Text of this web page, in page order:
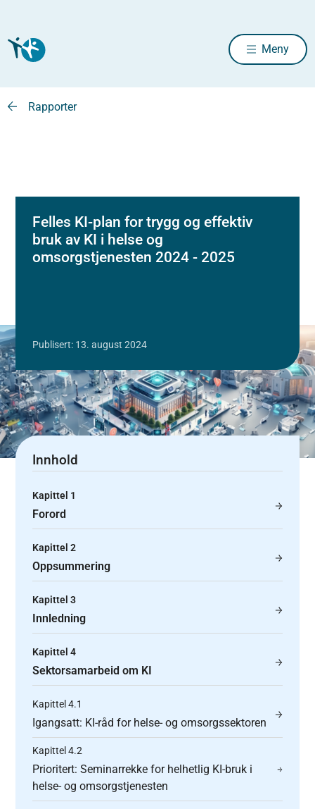
Meny
Rapporter
Felles KI-plan for trygg og effektiv
bruk av KI i helse og
omsorgstjenesten 2024 - 2025
Publisert: 13. august 2024
Innhold
Kapittel 1
Forord
Kapittel 2
Oppsummering
Kapittel 3
Innledning
Kapittel 4
Sektorsamarbeid om KI
Kapittel 4.1
Igangsatt: KI-råd for helse- og omsorgssektoren
Kapittel 4.2
Prioritert: Seminarrekke for helhetlig KI-bruk i
helse- og omsorgstjenesten